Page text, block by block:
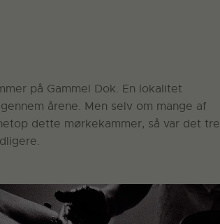
på Gammel Dok. En lokalitet
årene. Men selv om mange af
dette mørkekammer, så var det tre